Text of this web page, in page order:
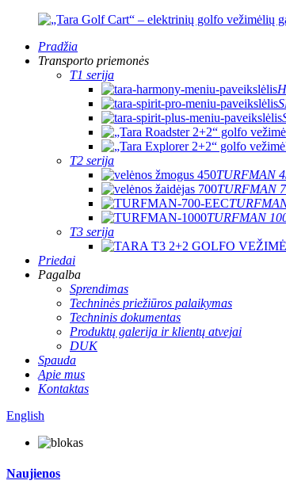
Pradžia
Transporto priemonės
T1 serija
T2 serija
TURFMAN
TURFMAN
TURFMAN
T3 serija
Priedai
Pagalba
Sprendimas
Techninės priežiūros palaikymas
Techninis dokumentas
Produktų galerija ir klientų atvejai
DUK
Spauda
Apie mus
Kontaktas
English
Naujienos